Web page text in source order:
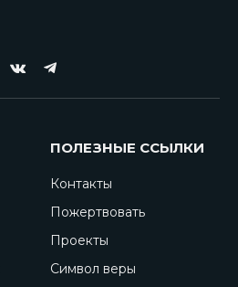
VKontakte
Telegram
ПОЛЕЗНЫЕ ССЫЛКИ
Контакты
Пожертвовать
Проекты
Символ веры